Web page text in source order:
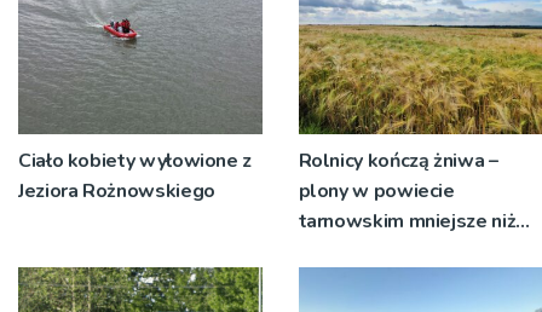
Ciało kobiety wyłowione z
Jeziora Rożnowskiego
Rolnicy kończą żniwa –
plony w powiecie
tarnowskim mniejsze niż